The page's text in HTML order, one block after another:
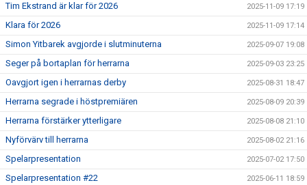
Tim Ekstrand är klar för 2026 2025-11-09 17:19
Klara för 2026 2025-11-09 17:14
Simon Yitbarek avgjorde i slutminuterna 2025-09-07 19:08
Seger på bortaplan för herrarna 2025-09-03 23:25
Oavgjort igen i herrarnas derby 2025-08-31 18:47
Herrarna segrade i höstpremiären 2025-08-09 20:39
Herrarna förstärker ytterligare 2025-08-08 21:10
Nyförvärv till herrarna 2025-08-02 21:16
Spelarpresentation 2025-07-02 17:50
Spelarpresentation #22 2025-06-11 18:59